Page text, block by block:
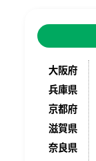
大阪府
兵庫県
京都府
滋賀県
奈良県